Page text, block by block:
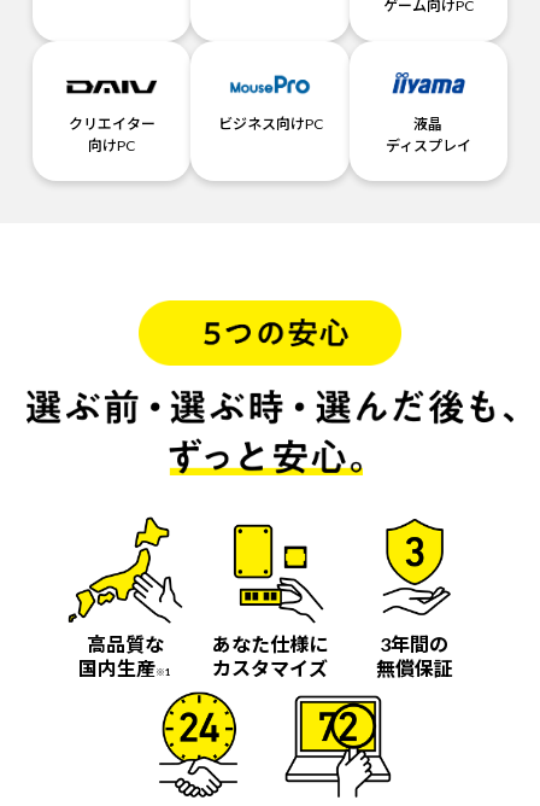
ゲーム向けPC
クリエイター
向けPC
ビジネス向けPC
液晶
ディスプレイ
高品質な
国内生産※1
あなた仕様に
カスタマイズ
3年間の
無償保証